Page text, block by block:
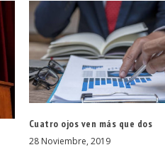
Cuatro ojos ven más que dos
28 Noviembre, 2019